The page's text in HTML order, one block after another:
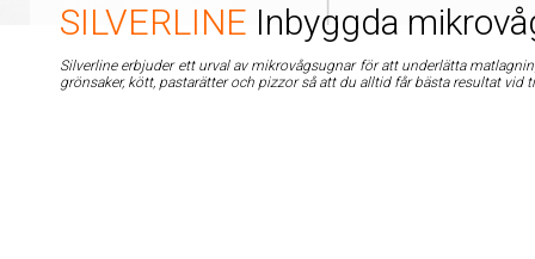
SILVERLINE Inbyggda
Silverline erbjuder ett urval av mikrovågsugnar för att underlätta
grönsaker, kött, pastarätter och pizzor så att du alltid får bästa resultat vid